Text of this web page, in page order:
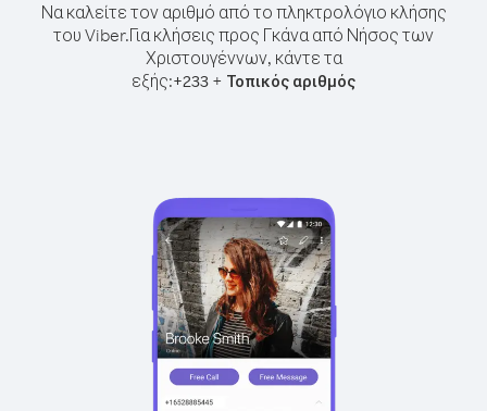
Να καλείτε τον αριθμό από το πληκτρολόγιο κλήσης
του Viber.Για κλήσεις προς Γκάνα από Νήσος των
Χριστουγέννων, κάντε τα
εξής:+233 + Τοπικός αριθμός